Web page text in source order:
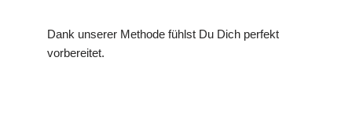
Dank unserer Methode fühlst Du Dich perfekt
vorbereitet.